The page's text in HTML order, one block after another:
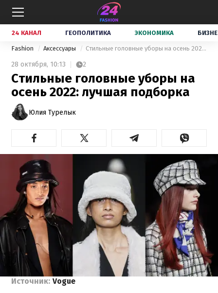
24 КАНАЛ ГЕОПОЛИТИКА ЭКОНОМИКА
Fashion Аксессуары Стильные головные уборы на осень 2022: лучшая подборка
28 октября, 10:13 2
Стильные головные уборы на
осень 2022: лучшая подборка
Юлия Турелык
Источник: Vogue